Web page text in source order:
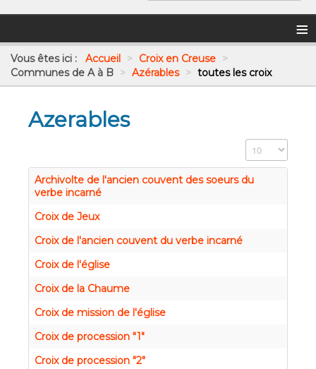
≡
Vous êtes ici : Accueil > Croix en Creuse >
Communes de A à B > Azérables > toutes les croix
Azerables
Affichage #
Archivolte de l'ancien couvent des soeurs du
verbe incarné
Croix de Jeux
Croix de l'ancien couvent du verbe incarné
Croix de l'église
Croix de la Chaume
Croix de mission de l'église
Croix de procession "1"
Croix de procession "2"